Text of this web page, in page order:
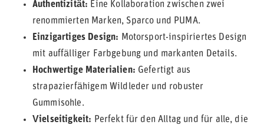
Authentizität: Eine Kollaboration zwischen zwei
renommierten Marken, Sparco und PUMA.
Einzigartiges Design: Motorsport-inspiriertes Design
mit auffälliger Farbgebung und markanten Details.
Hochwertige Materialien: Gefertigt aus
strapazierfähigem Wildleder und robuster
Gummisohle.
Vielseitigkeit: Perfekt für den Alltag und für alle, die